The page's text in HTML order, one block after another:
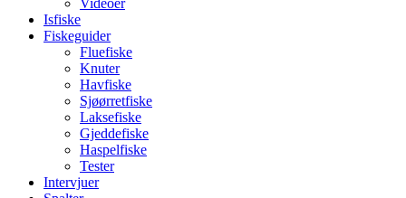
Isfiske
Fiskeguider
Fluefiske
Knuter
Havfiske
Sjøørretfiske
Laksefiske
Gjeddefiske
Haspelfiske
Tester
Intervjuer